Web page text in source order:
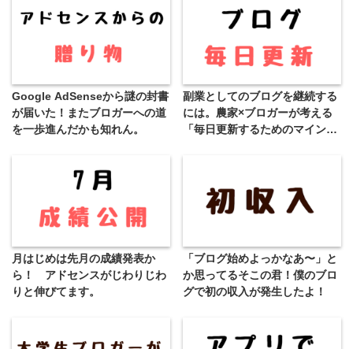
Google AdSenseから謎の封書
が届いた！またブロガーへの道
を一歩進んだかも知れん。
副業としてのブログを継続する
には。農家×ブロガーが考える
「毎日更新するためのマイン
月はじめは先月の成績発表か
ら！ アドセンスがじわりじわ
りと伸びてます。
「ブログ始めよっかなあ〜」と
か思ってるそこの君！僕のブロ
グで初の収入が発生したよ！